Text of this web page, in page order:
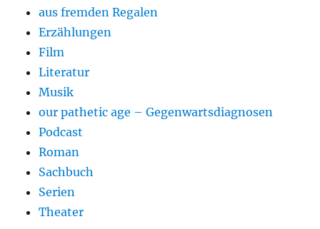
aus fremden Regalen
Erzählungen
Film
Literatur
Musik
our pathetic age – Gegenwartsdiagnosen
Podcast
Roman
Sachbuch
Serien
Theater